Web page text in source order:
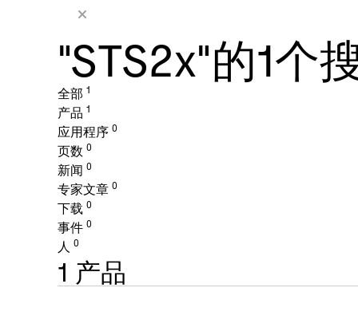
"STS2x"的1个
全部 1
产品 1
应用程序 0
页数 0
新闻 0
专家文章 0
下载 0
事件 0
人 0
1 产品